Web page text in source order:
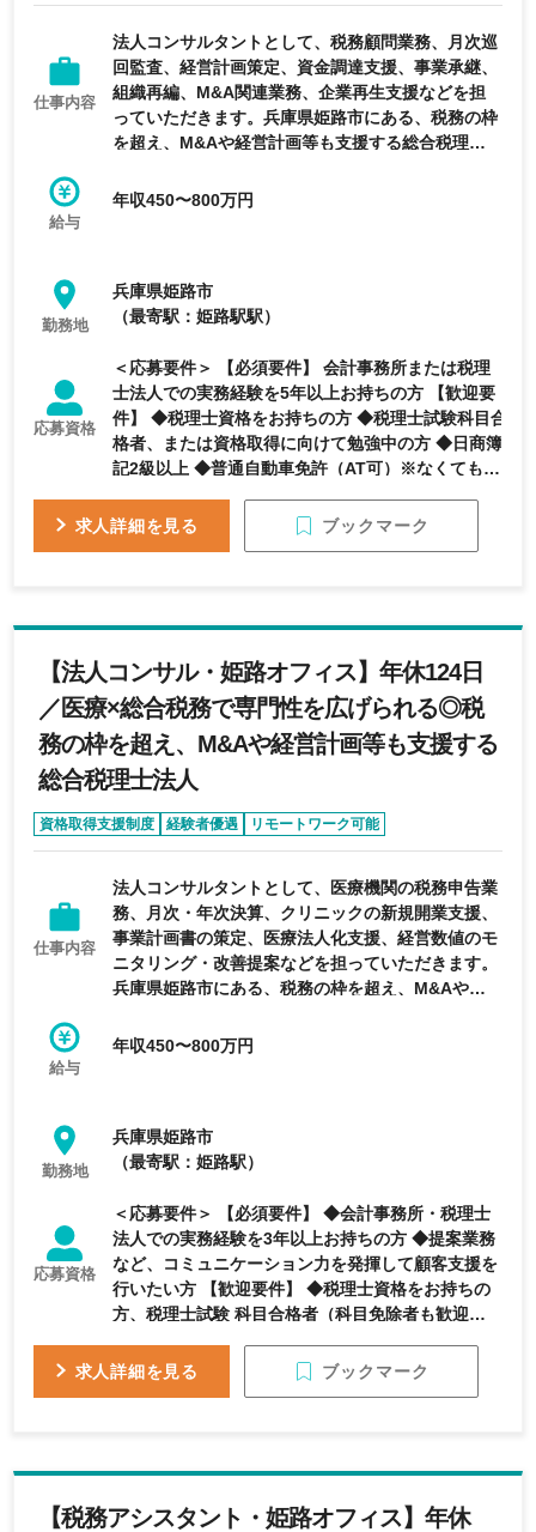
仕事内容
法人コンサルタントとして、税務顧問業務、月次巡
回監査、経営計画策定、資金調達支援、事業承継、
組織再編、M&A関連業務、企業再生支援などを担
っていただきます。兵庫県姫路市にある、税務の枠
を超え、M&Aや経営計画等も支援する総合税理士
給与
年収450〜800万円
勤務地
兵庫県姫路市
（最寄駅：姫路駅駅）
応募資格
＜応募要件＞ 【必須要件】 会計事務所または税理
士法人での実務経験を5年以上お持ちの方 【歓迎要
件】 ◆税理士資格をお持ちの方 ◆税理士試験科目合
格者、または資格取得に向けて勉強中の方 ◆日商簿
記2級以上 ◆普通自動車免許（AT可）※なくても相
でなく経営支援・財務コンサルティング領域にも挑
求人詳細を見る ブックマーク
【法人コンサル・姫路オフィス】年休124日
／医療×総合税務で専門性を広げられる◎税
務の枠を超え、M&Aや経営計画等も支援する
総合税理士法人
資格取得支援制度 経験者優遇
リモートワーク可能
完全週休2日制
年間休日120日以上
仕事内容
法人コンサルタントとして、医療機関の税務申告業
務、月次・年次決算、クリニックの新規開業支援、
事業計画書の策定、医療法人化支援、経営数値のモ
ニタリング・改善提案などを担っていただきます。
兵庫県姫路市にある、税務の枠を超え、M&Aや経
給与
年収450〜800万円
勤務地
兵庫県姫路市
（最寄駅：姫路駅）
応募資格
＜応募要件＞ 【必須要件】 ◆会計事務所・税理士
法人での実務経験を3年以上お持ちの方 ◆提案業務
など、コミュニケーション力を発揮して顧客支援を
行いたい方 【歓迎要件】 ◆税理士資格をお持ちの
方、税理士試験 科目合格者（科目免除者も歓迎）
る方 ※これまでのご経験を活かしながら、税務だけ
求人詳細を見る ブックマーク
【税務アシスタント・姫路オフィス】年休